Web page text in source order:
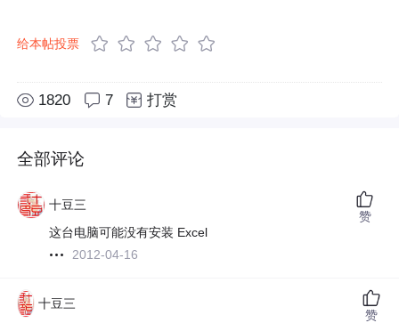
给本帖投票
1820 7 打赏
全部评论
十豆三
这台电脑可能没有安装 Excel
2012-04-16
赞
十豆三
赞